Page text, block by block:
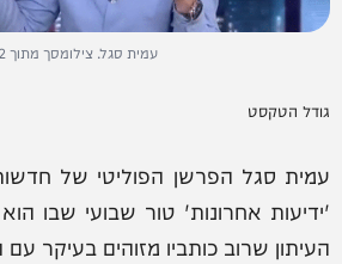
עמית סגל. צילומסך מתוך 12
גודל הטקסט
'ידיעות אחרונות' טור שבועי שבו
העיתון שרוב כותביו מזוהים בעיקר